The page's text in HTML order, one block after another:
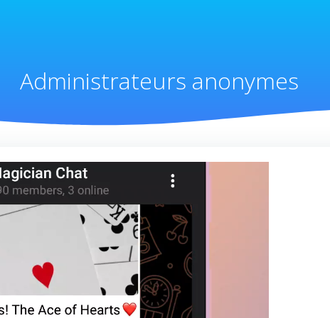
Administrateurs anonymes